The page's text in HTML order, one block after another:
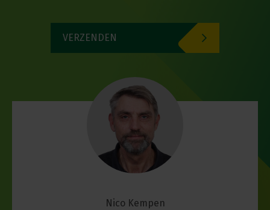
VERZENDEN
Nico Kempen